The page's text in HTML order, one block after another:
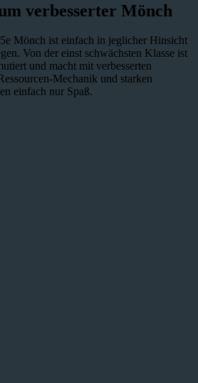
verbesserter Mönch
Mönch ist einfach in jeglicher Hinsicht
Von der einst schwächsten Klasse ist
und macht mit verbesserten
Mechanik und starken
einfach nur Spaß.